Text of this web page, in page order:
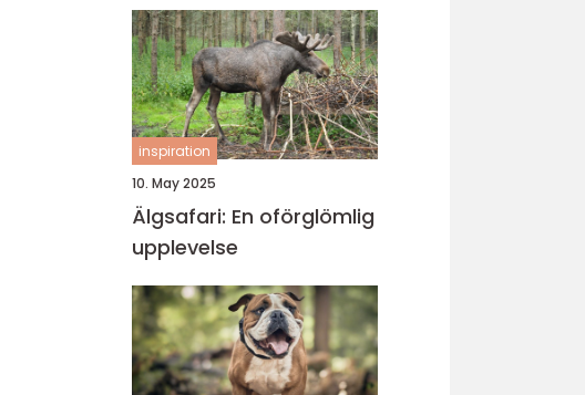
inspiration
10. May 2025
Älgsafari: En oförglömlig
upplevelse